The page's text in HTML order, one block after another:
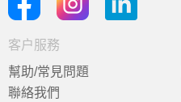
客户服務
幫助/常見問題
聯絡我們